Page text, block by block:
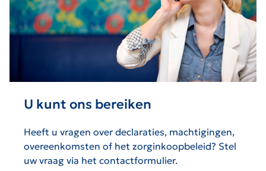
U kunt ons bereiken
Heeft u vragen over declaraties, machtigingen,
overeenkomsten of het zorginkoopbeleid? Stel
uw vraag via het contactformulier.